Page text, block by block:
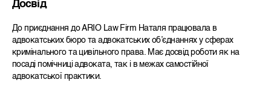
Досвід
До приєднання до ARIO Law Firm Наталя працювала в
адвокатських бюро та адвокатських об’єднаннях у сферах
кримінального та цивільного права. Має досвід роботи як на
посаді помічниці адвоката, так і в межах самостійної
адвокатської практики.